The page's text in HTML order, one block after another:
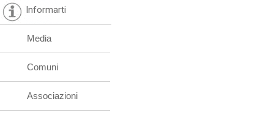
Informarti
Media
Comuni
Associazioni